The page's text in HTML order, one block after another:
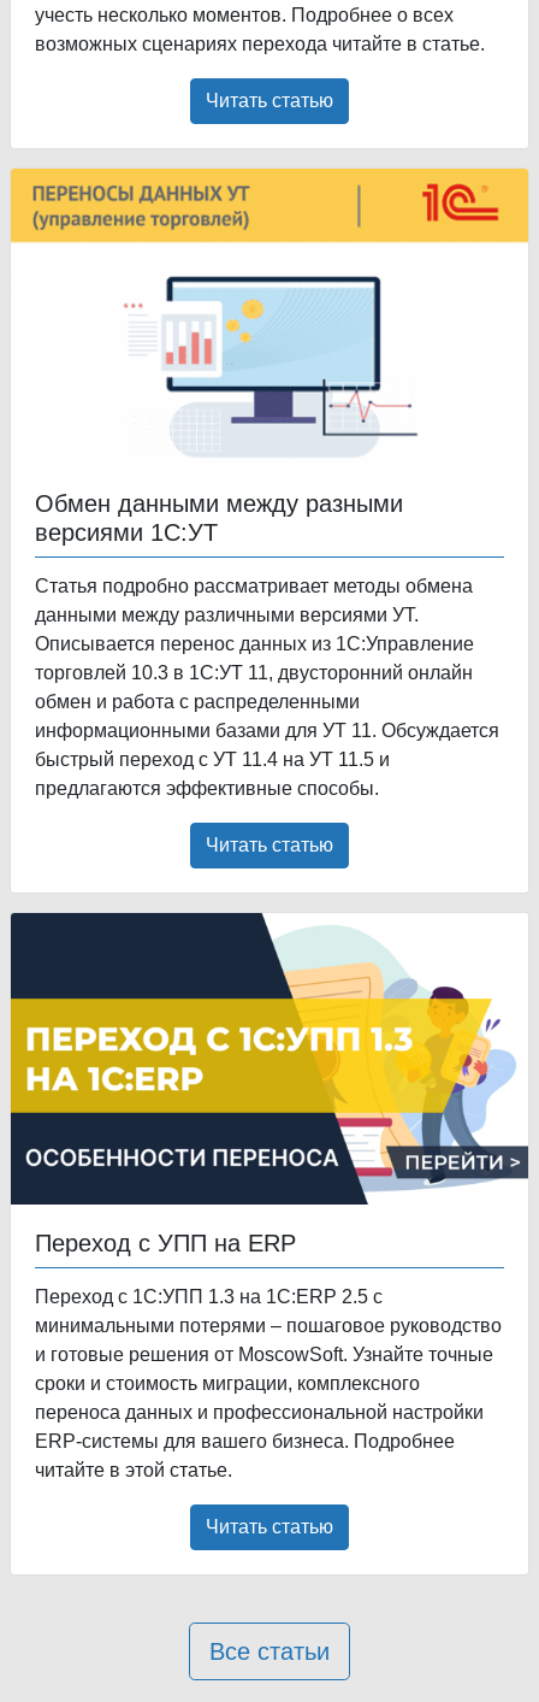
учесть несколько моментов. Подробнее о всех
возможных сценариях перехода читайте в статье.
Читать статью
Обмен данными между разными
версиями 1С:УТ
Статья подробно рассматривает методы обмена
данными между различными версиями УТ.
Описывается перенос данных из 1С:Управление
торговлей 10.3 в 1С:УТ 11, двусторонний онлайн
обмен и работа с распределенными
информационными базами для УТ 11. Обсуждается
быстрый переход с УТ 11.4 на УТ 11.5 и
предлагаются эффективные способы.
Читать статью
Переход с УПП на ERP
Переход с 1С:УПП 1.3 на 1С:ERP 2.5 с
минимальными потерями – пошаговое руководство
и готовые решения от MoscowSoft. Узнайте точные
сроки и стоимость миграции, комплексного
переноса данных и профессиональной настройки
ERP-системы для вашего бизнеса. Подробнее
читайте в этой статье.
Читать статью
Все статьи